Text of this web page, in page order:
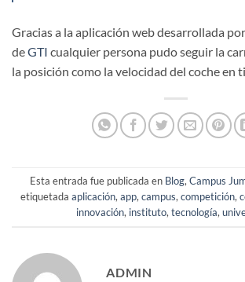
Gracias a la aplicación web desarrollada
deGTI cualquier persona pudo seguir la
la posición como la velocidad del coche en
Esta entrada fue publicada en Blog, Campus
etiquetada aplicación, app, campus, competición,
innovación, instituto, tecnología,
ADMIN